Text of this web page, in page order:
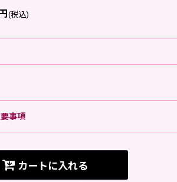
円 (税込)
事項
カートに入れる